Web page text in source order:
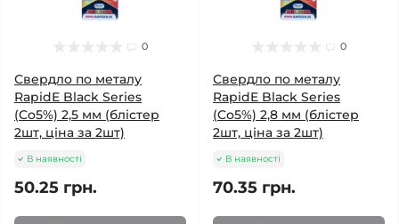
0
Свердло по металу
RapidE Black Series
(Co5%) 2,5 мм (блістер
2шт, ціна за 2шт)
В наявності
50.25 грн.
0
Свердло по металу
RapidE Black Series
(Co5%) 2,8 мм (блістер
2шт, ціна за 2шт)
В наявності
70.35 грн.